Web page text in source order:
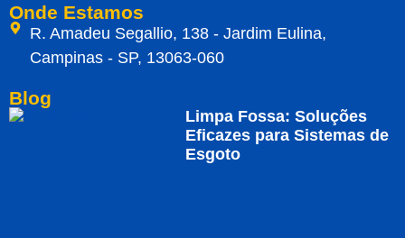
Onde Estamos
R. Amadeu Segallio, 138 - Jardim Eulina,
Campinas - SP, 13063-060
Blog
Limpa Fossa: Soluções
Eficazes para Sistemas de
Esgoto